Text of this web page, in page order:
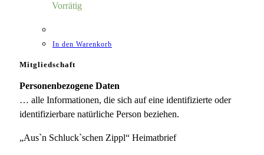
Vorrätig
In den Warenkorb
Mitgliedschaft
Personenbezogene Daten
… alle Informationen, die sich auf eine identifizierte oder
identifizierbare natürliche Person beziehen.
„Aus`n Schluck`schen Zippl“ Heimatbrief